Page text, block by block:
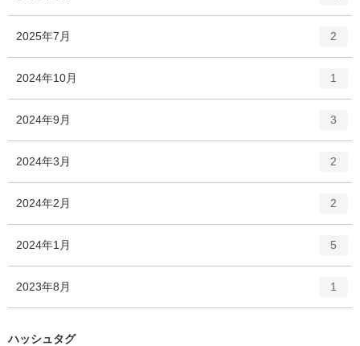
ー
ー
数
2025年7月
リ
ー
2
2024年10月
ー
1
2024年9月
ー
3
2024年3月
ー
2
2024年2月
ー
2
2024年1月
ー
5
2023年8月
リ
1
ハッシュタグ